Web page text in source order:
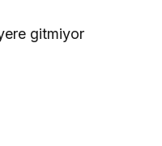
gitmiyor